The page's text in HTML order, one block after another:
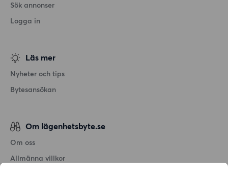
Sök annonser
Logga in
Läs mer
Nyheter och tips
Bytesansökan
Om lägenhetsbyte.se
Om oss
Allmänna villkor